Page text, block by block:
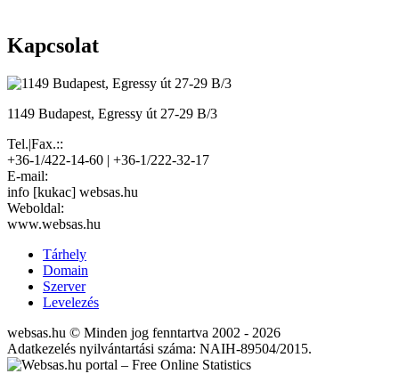
Kapcsolat
1149 Budapest, Egressy út 27-29 B/3
Tel.|Fax.::
+36-1/422-14-60 | +36-1/222-32-17
E-mail:
info [kukac] websas.hu
Weboldal:
www.websas.hu
Tárhely
Domain
Szerver
Levelezés
websas.hu © Minden jog fenntartva 2002 - 2026
Adatkezelés nyilvántartási száma: NAIH-89504/2015.